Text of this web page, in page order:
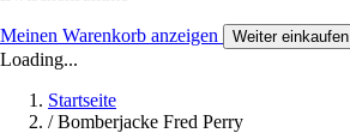
Meinen Warenkorb anzeigen Weiter einkaufen
Loading...
Startseite
/ Bomberjacke Fred Perry